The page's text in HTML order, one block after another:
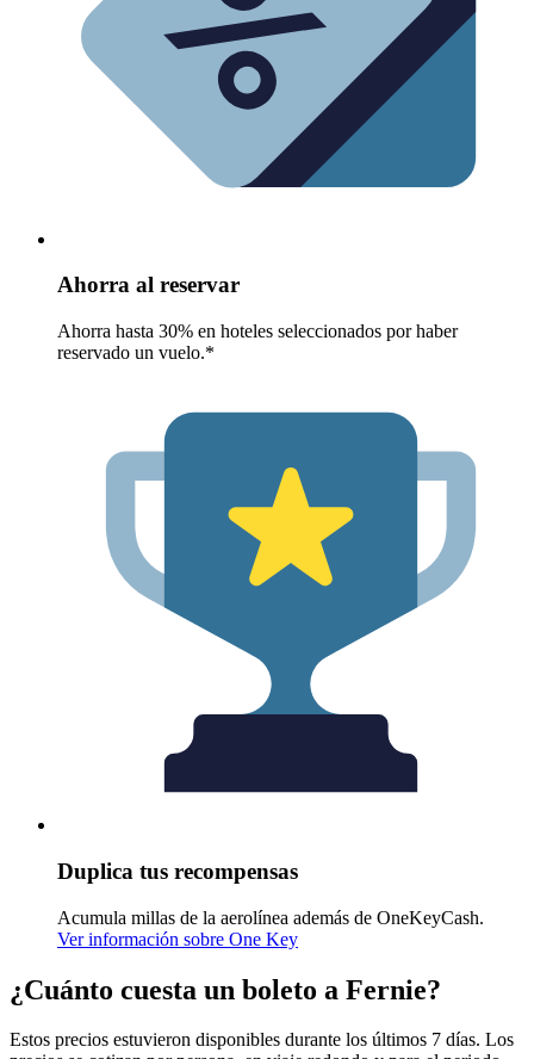
Ahorra al reservar
Ahorra hasta 30% en hoteles seleccionados por haber
reservado un vuelo.*
Duplica tus recompensas
Acumula millas de la aerolínea además de OneKeyCash.
Ver información sobre One Key
¿Cuánto cuesta un boleto a Fernie?
Estos precios estuvieron disponibles durante los últimos 7 días. Los